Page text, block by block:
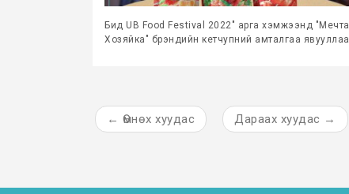
Бид UB Food Festival 2022" арга хэмжээнд "Мечта
Хозяйка" брэндийн кетчупний амталгаа явууллаа.
← Өмнөх хуудас Дараах хуудас →